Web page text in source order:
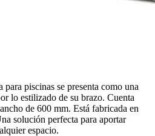
para piscinas se presenta como una
lo estilizado de su brazo. Cuenta
de 600 mm. Está fabricada en
solución perfecta para aportar
espacio.